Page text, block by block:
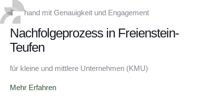
Treuhand mit Genauigkeit und Engagement
Nachfolgeprozess in Freienstein-
Teufen
für kleine und mittlere Unternehmen (KMU)
Mehr Erfahren